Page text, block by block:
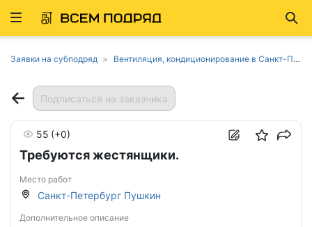
Развернуть
Заявки на субподряд Вентиляция, кондиционирование в Санкт-Петербурге
Подписаться на заказчика
Требуются жестянщики.
55 (+0)
Место работ
Санкт-Петербург Пушкин
Дополнительное описание